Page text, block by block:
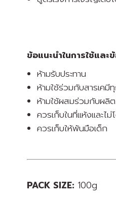
ข้อแนะนำในการใช้และ
ห้ามรับประทาน
ห้ามใช้ร่วมกับสารเคมี
ห้ามใช้ผสมร่วมกับผ
ควรเก็บในที่แห้งและไ
ควรเก็บให้พ้นมือเด็ก
PACK SIZE: 100g